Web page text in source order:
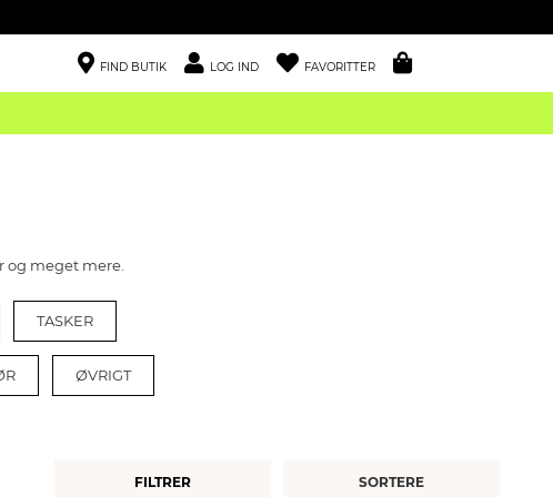
FIND BUTIK LOG IND FAVORITTER
meget mere.
TASKER
ØVRIGT
FILTRER